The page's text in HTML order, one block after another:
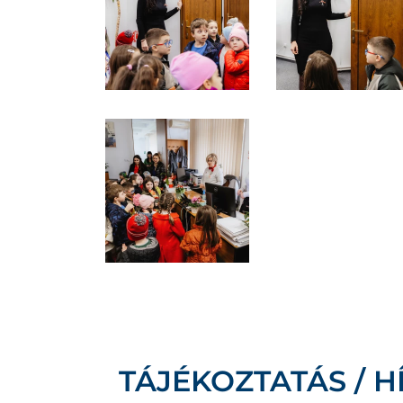
TÁJÉKOZTATÁS /